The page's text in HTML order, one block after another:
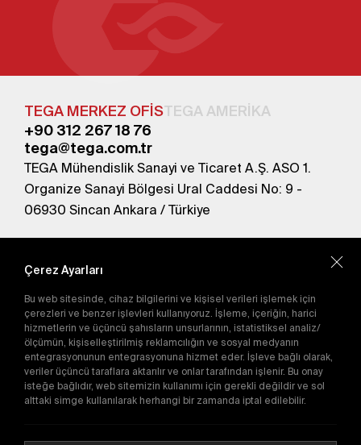
TEGA MERKEZ OFİSTEGA AMERİKA
+90 312 267 18 76
tega@tega.com.tr
TEGA Mühendislik Sanayi ve Ticaret A.Ş. ASO 1.
Organize Sanayi Bölgesi Ural Caddesi No: 9 -
06930 Sincan Ankara / Türkiye
abone olun.
Gönder
Abone olarakGizlilik Politikası'nı
kabul etmiş
olursunuz.
E-Katalog
Çerez Ayarları
Bu web sitesinde, cihaz bilgilerini ve kişisel verileri işlemek için
çerezleri ve benzer işlevleri kullanıyoruz. İşleme, içeriğin, harici
hizmetlerin ve üçüncü şahısların unsurlarının, istatistiksel analiz/
ölçümün, kişiselleştirilmiş reklamcılığın ve sosyal medyanın
entegrasyonunun entegrasyonuna hizmet eder. İşleve bağlı olarak,
veriler üçüncü taraflara aktarılır ve onlar tarafından işlenir. Bu onay
isteğe bağlıdır, web sitemizin kullanımı için gerekli değildir ve sol
alttaki simge kullanılarak herhangi bir zamanda iptal edilebilir.